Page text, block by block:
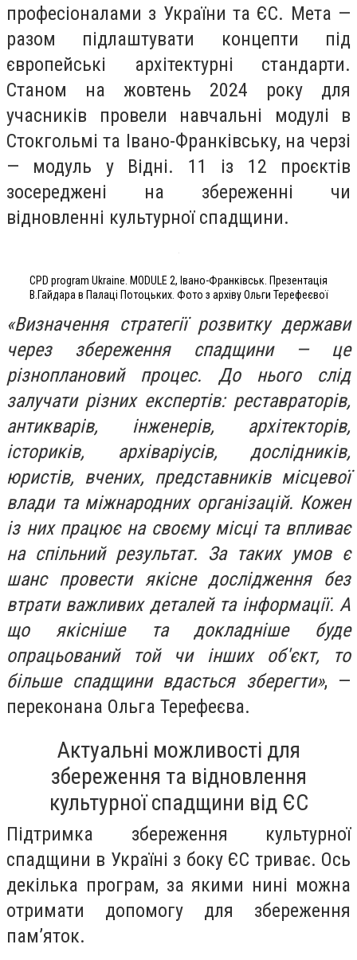
професіоналами з України та ЄС. Мета —
разом підлаштувати концепти під
європейські архітектурні стандарти.
Станом на жовтень 2024 року для
учасників провели навчальні модулі в
Стокгольмі та Івано-Франківську, на черзі
— модуль у Відні. 11 із 12 проєктів
зосереджені на збереженні чи
відновленні культурної спадщини.
CPD program Ukraine. MODULE 2, Івано-Франківськ. Презентація
В.Гайдара в Палаці Потоцьких. Фото з архіву Ольги Терефеєвої
«Визначення стратегії розвитку держави
через збереження спадщини — це
різноплановий процес. До нього слід
залучати різних експертів: реставраторів,
антикварів, інженерів, архітекторів,
істориків, архіваріусів, дослідників,
юристів, вчених, представників місцевої
влади та міжнародних організацій. Кожен
із них працює на своєму місці та впливає
на спільний результат. За таких умов є
шанс провести якісне дослідження без
втрати важливих деталей та інформації. А
що якісніше та докладніше буде
опрацьований той чи інших об'єкт, то
більше спадщини вдасться зберегти», —
переконана Ольга Терефеєва.
Актуальні можливості для
збереження та відновлення
культурної спадщини від ЄС
Підтримка збереження культурної
спадщини в Україні з боку ЄС триває. Ось
декілька програм, за якими нині можна
отримати допомогу для збереження
памʼяток.